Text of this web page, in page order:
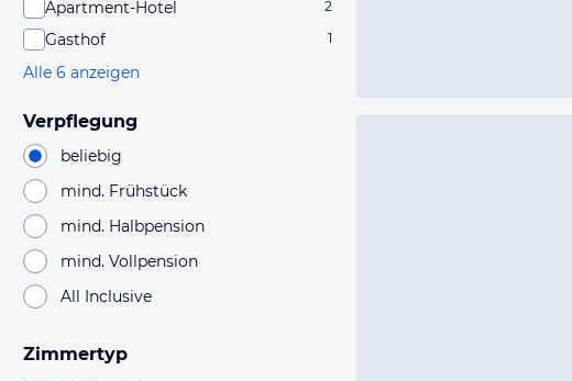
Apartment-Hotel 2
Gasthof 1
Alle 6 anzeigen
Verpflegung
beliebig
mind. Frühstück
mind. Halbpension
mind. Vollpension
All Inclusive
Zimmertyp